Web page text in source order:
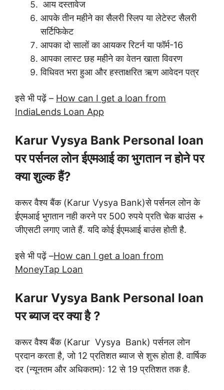
आय दस्तावेज
आपके तीन महीने का सैलरी स्लिप या लेटेस्ट सैलरी
सर्टिफिकेट
आपका दो सालों का आयकर रिटर्न या फॉर्म-16
आपका लास्ट छह महीने का वेतन खाता विवरण
विधिवत भरा हुआ और हस्ताक्षरित ऋण आवेदन पत्र
इसे भी पढ़ें – How can I get a loan from
IndiaLends Loan App
Karur Vysya Bank Personal loan
पर पर्सनल लोन ईएमआई का भुगतान न होने पर
क्या शुल्क हैं?
करूर वैश्य बैंक (Karur Vysya Bank)से पर्सनल लोन के
ईएमआई भुगतान नही करने पर 500 रुपये प्रति चेक बाउंस +
जीएसटी लगाए जाते हैं. यदि कोई ईएमआई बाउंस होती है.
इसे भी पढ़ें –How can I get a loan from
MoneyTap Loan
Karur Vysya Bank Personal loan
पर ब्याज दर क्या है ?
करूर वैश्य बैंक (Karur Vysya Bank) पर्सनल लोन
प्रदान करता है, जो 12 प्रतिशत ब्याज से शुरू होता है. वार्षिक
दर (न्यूनतम और अधिकतम): 12 से 19 प्रतिशत तक है.